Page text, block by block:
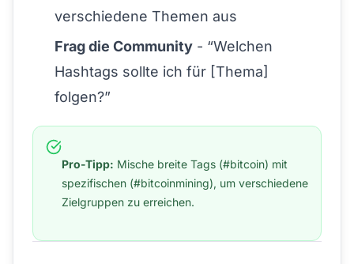
verschiedene Themen aus
Frag die Community - “Welchen
Hashtags sollte ich für [Thema]
folgen?”
Pro-Tipp: Mische breite Tags (#bitcoin) mit
spezifischen (#bitcoinmining), um verschiedene
Zielgruppen zu erreichen.